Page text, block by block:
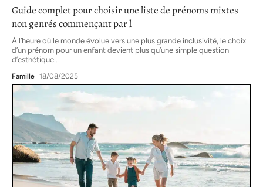
Guide complet pour choisir une liste de prénoms mixtes
non genrés commençant par l
À l’heure où le monde évolue vers une plus grande inclusivité, le choix
d’un prénom pour un enfant devient plus qu’une simple question
d’esthétique
Famille 18/08/2025